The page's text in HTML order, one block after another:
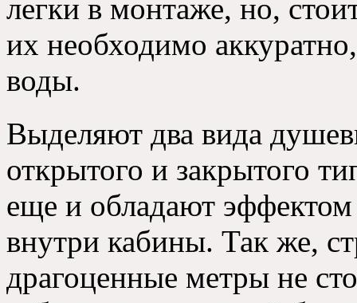
легки в монтаже, но,
их необходимо аккуратно
воды.
Выделяют два вида
открытого и закрытого
еще и обладают эффектом
внутри кабины. Так же,
драгоценные метры не